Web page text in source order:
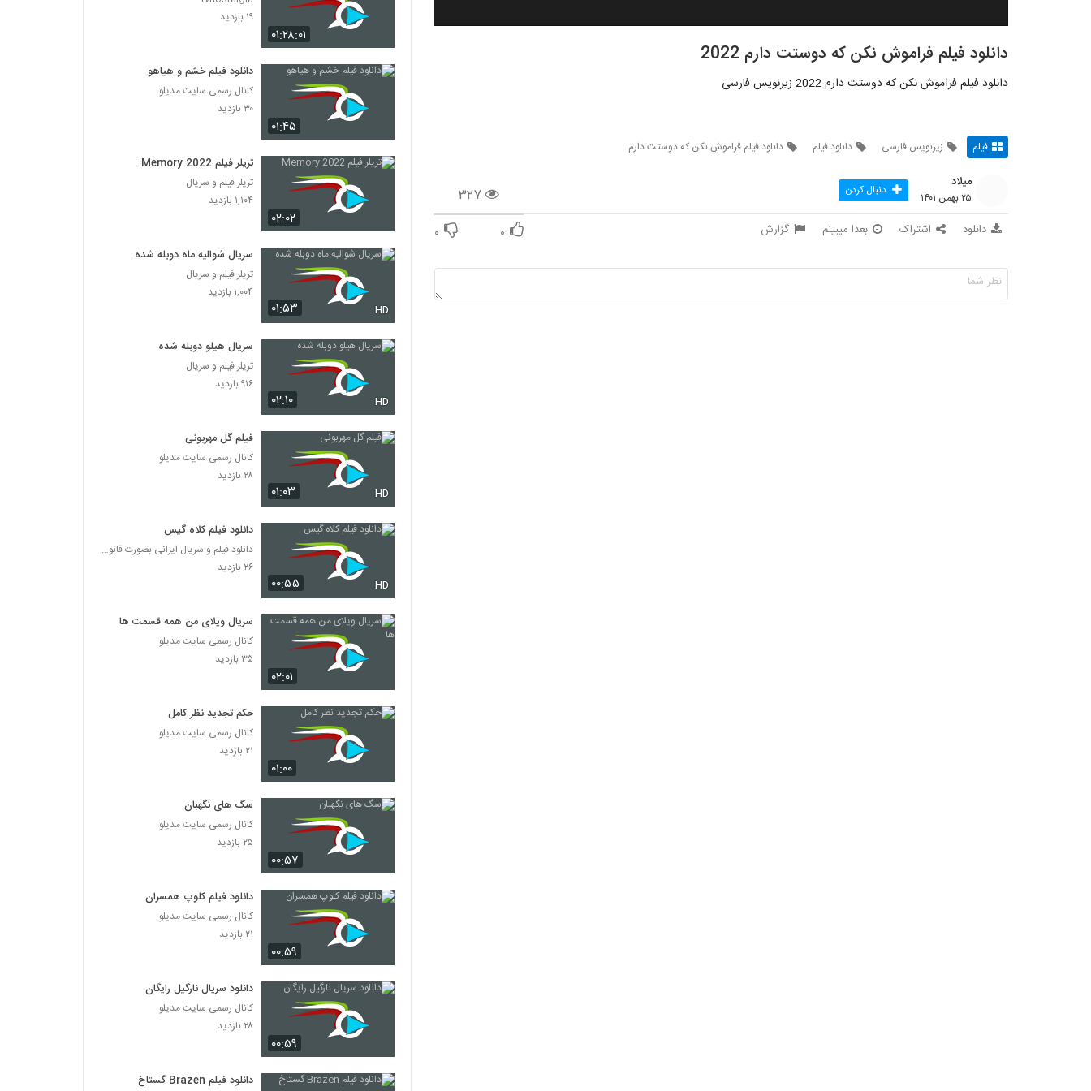
دانلود فیلم فراموش نکن که دوستت دارم 2022
دانلود فیلم فراموش نکن که دوستت دارم 2022 زیرنویس فارسی
فیلم زیرنویس فارسی دانلود فیلم دانلود فیلم فراموش نکن که دوستت دارم
۳۲۷
میلاد
۲۵ بهمن ۱۴۰۱ دنبال کردن
دانلود اشتراک بعدا میبینم گزارش ۰ ۰
۰۱:۲۸:۰۱
۱۹ بازدید
۰۱:۴۵
دانلود فیلم خشم و هیاهو
کانال رسمی سایت مدیلو
۳۰ بازدید
۰۲:۰۲
تریلر فیلم Memory 2022
تریلر فیلم و سریال
۱,۱۰۴ بازدید
۰۱:۵۳ HD
سریال شوالیه ماه دوبله شده
تریلر فیلم و سریال
۱,۰۰۴ بازدید
۰۲:۱۰ HD
سریال هیلو دوبله شده
تریلر فیلم و سریال
۹۱۶ بازدید
۰۱:۰۳ HD
فیلم گل مهربونی
کانال رسمی سایت مدیلو
۲۸ بازدید
۰۰:۵۵ HD
دانلود فیلم کلاه گیس
دانلود فیلم و سریال ایرانی بصورت قانونی
۲۶ بازدید
۰۲:۰۱
سریال ویلای من همه قسمت ها
کانال رسمی سایت مدیلو
۳۵ بازدید
۰۱:۰۰
حکم تجدید نظر کامل
کانال رسمی سایت مدیلو
۲۱ بازدید
۰۰:۵۷
سگ های نگهبان
کانال رسمی سایت مدیلو
۲۵ بازدید
۰۰:۵۹
دانلود فیلم کلوپ همسران
کانال رسمی سایت مدیلو
۲۱ بازدید
۰۰:۵۹
دانلود سریال نارگیل رایگان
کانال رسمی سایت مدیلو
۲۸ بازدید
دانلود فیلم Brazen گستاخ